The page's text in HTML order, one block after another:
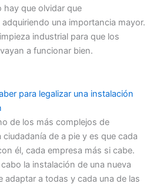
que olvidar que
una importancia mayor.
industrial para que los
a funcionar bien.
para legalizar una instalación
de los más complejos de
de a pie y es que cada
él, cada empresa más si cabe.
la instalación de una nueva
adaptar a todas y cada una de las